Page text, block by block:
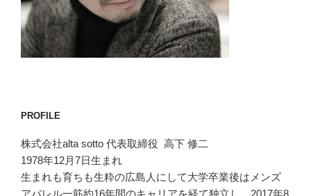
PROFILE
株式会社alta sotto 代表取締役 高下 修二
1978年12月7日生まれ
生まれも育ちも生粋の広島人にして大学卒業後はメンズ
アパレル一筋約16年間のキャリアを経て独立し、2017年8